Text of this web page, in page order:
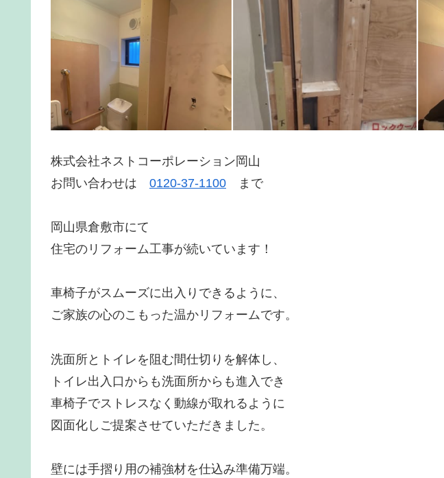
株式会社ネストコーポレーション岡山
お問い合わせは 0120-37-1100 まで
岡山県倉敷市にて
住宅のリフォーム工事が続いています！
車椅子がスムーズに出入りできるように、
ご家族の心のこもった温かリフォームです。
洗面所とトイレを阻む間仕切りを解体し、
トイレ出入口からも洗面所からも進入でき
車椅子でストレスなく動線が取れるように
図面化しご提案させていただきました。
壁には手摺り用の補強材を仕込み準備万端。